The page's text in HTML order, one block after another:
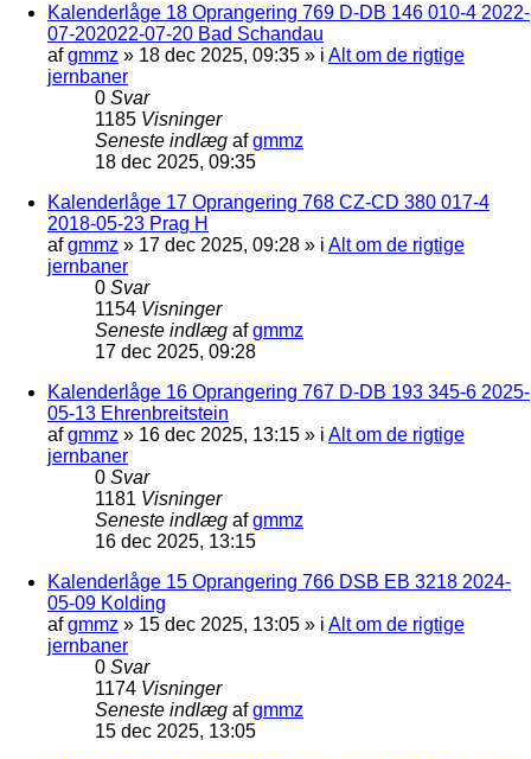
Kalenderlåge 18 Oprangering 769 D-DB 146 010-4 2022-
07-202022-07-20 Bad Schandau
afgmmz » 18 dec 2025, 09:35 » i Alt om de rigtige
jernbaner
0 Svar
1185 Visninger
Seneste indlæg afgmmz
18 dec 2025, 09:35
Kalenderlåge 17 Oprangering 768 CZ-CD 380 017-4
2018-05-23 Prag H
afgmmz » 17 dec 2025, 09:28 » i Alt om de rigtige
jernbaner
0 Svar
1154 Visninger
Seneste indlæg afgmmz
17 dec 2025, 09:28
Kalenderlåge 16 Oprangering 767 D-DB 193 345-6 2025-
05-13 Ehrenbreitstein
afgmmz » 16 dec 2025, 13:15 » i Alt om de rigtige
jernbaner
0 Svar
1181 Visninger
Seneste indlæg afgmmz
16 dec 2025, 13:15
Kalenderlåge 15 Oprangering 766 DSB EB 3218 2024-
05-09 Kolding
afgmmz » 15 dec 2025, 13:05 » i Alt om de rigtige
jernbaner
0 Svar
1174 Visninger
Seneste indlæg afgmmz
15 dec 2025, 13:05